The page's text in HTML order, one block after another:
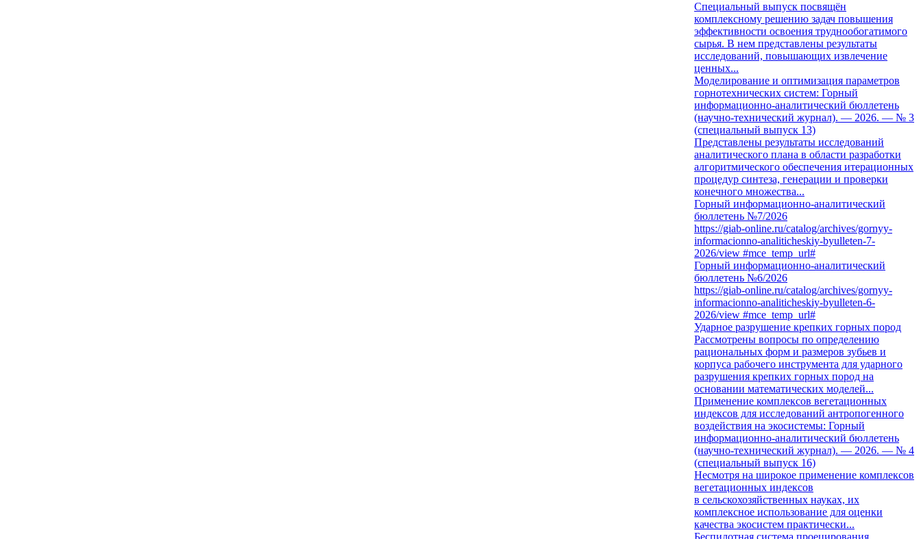
Специальный выпуск посвящён
комплексному решению задач повышения
эффективности освоения труднообогатимого
сырья. В нем представлены результаты
исследований, повышающих извлечение
ценных...
Моделирование и оптимизация параметров
горнотехнических систем: Горный
информационно-аналитический бюллетень
(научно-технический журнал). — 2026. — № 3
(специальный выпуск 13)
Представлены результаты исследований
аналитического плана в области разработки
алгоритмического обеспечения итерационных
процедур синтеза, генерации и проверки
конечного множества...
Горный информационно-аналитический
бюллетень №7/2026
https://giab-online.ru/catalog/archives/gornyy-
informacionno-analiticheskiy-byulleten-7-
2026/view #mce_temp_url#
Горный информационно-аналитический
бюллетень №6/2026
https://giab-online.ru/catalog/archives/gornyy-
informacionno-analiticheskiy-byulleten-6-
2026/view #mce_temp_url#
Ударное разрушение крепких горных пород
Рассмотрены вопросы по определению
рациональных форм и размеров зубьев и
корпуса рабочего инструмента для ударного
разрушения крепких горных пород на
основании математических моделей...
Применение комплексов вегетационных
индексов для исследований антропогенного
воздействия на экосистемы: Горный
информационно-аналитический бюллетень
(научно-технический журнал). — 2026. — № 4
(специальный выпуск 16)
Несмотря на широкое применение комплексов
вегетационных индексов
в сельскохозяйственных науках, их
комплексное использование для оценки
качества экосистем практически...
Беспилотная система проецирования